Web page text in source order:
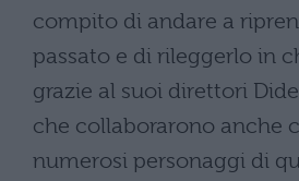
compito di andare a
passato e di rileggerlo in
grazie al suoi direttori
che collaborarono anche
numerosi personaggi di